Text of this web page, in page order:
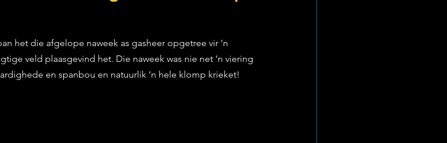
het die afgelope naweek as gasheer opgetree vir ’n
veld plaasgevind het. Die naweek was nie net ‘n viering
en spanbou en natuurlik ‘n hele klomp krieket!